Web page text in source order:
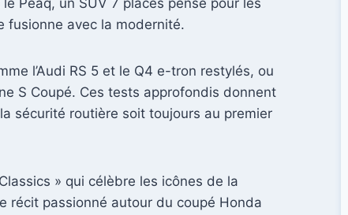
Peaq, un SUV 7 places pensé pour les
fusionne avec la modernité.
l’Audi RS 5 et le Q4 e-tron restylés, ou
S Coupé. Ces tests approfondis donnent
sécurité routière soit toujours au premier
» qui célèbre les icônes de la
récit passionné autour du coupé Honda